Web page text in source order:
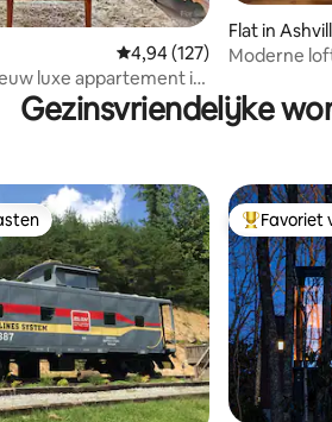
op 5, 236 recensiesGemiddelde beoordeling
4,94 (127)
luxe appartement in
Flat in
Moderne
Gezinsvriendelijke
Favoriet